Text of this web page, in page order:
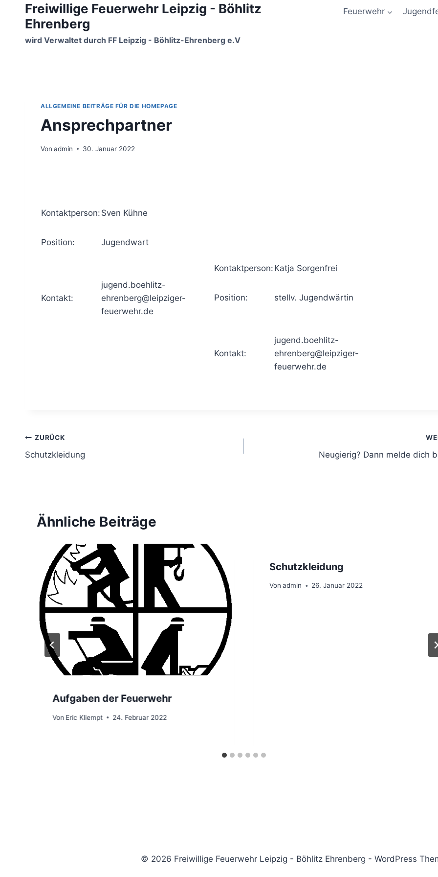
Freiwillige Feuerwehr Leipzig - Böhlitz
Ehrenberg
wird Verwaltet durch FF Leipzig - Böhlitz-Ehrenberg e.V
Feuerwehr
ALLGEMEINE BEITRÄGE FÜR DIE HOMEPAGE
Ansprechpartner
Von admin 30. Januar 2022
Kontaktperson: Sven Kühne
Position: Jugendwart
Kontakt:
jugend.boehlitz-
ehrenberg@leipziger-
feuerwehr.de
Kontaktperson: Katja Sorgenfrei
Position: stellv. Jugendwärtin
Kontakt:
jugend.boehlitz-
ehrenberg@leipziger-
feuerwehr.de
Beitragsnavigation
ZURÜCK
Schutzkleidung Neugierig? Dann melde dich
Ähnliche Beiträge
Aufgaben der Feuerwehr
Von Eric Kliempt 24. Februar 2022
Schutzkleidung
Von admin 26. Januar 2022
© 2026 Freiwillige Feuerwehr Leipzig - Böhlitz Ehrenberg - WordPress